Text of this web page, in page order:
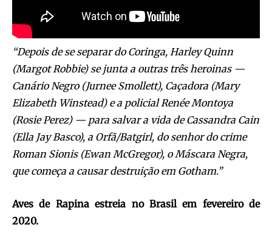
“Depois de se separar do Coringa, Harley Quinn
(Margot Robbie) se junta a outras três heroinas —
Canário Negro (Jurnee Smollett), Caçadora (Mary
Elizabeth Winstead) e a policial Renée Montoya
(Rosie Perez) — para salvar a vida de Cassandra Cain
(Ella Jay Basco), a Orfã/Batgirl, do senhor do crime
Roman Sionis (Ewan McGregor), o Máscara Negra,
que começa a causar destruição em Gotham.”
Aves de Rapina estreia no Brasil em fevereiro de
2020.